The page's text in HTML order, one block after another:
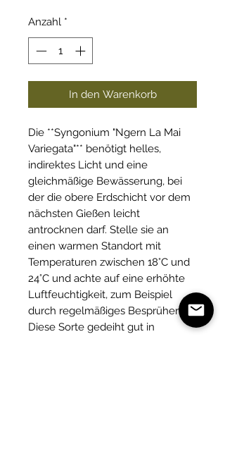
Anzahl *
In den Warenkorb
Die **Syngonium "Ngern La Mai
Variegata"** benötigt helles,
indirektes Licht und eine
gleichmäßige Bewässerung, bei
der die obere Erdschicht vor dem
nächsten Gießen leicht
antrocknen darf. Stelle sie an
einen warmen Standort mit
Temperaturen zwischen 18°C und
24°C und achte auf eine erhöhte
Luftfeuchtigkeit, zum Beispiel
durch regelmäßiges Besprühen.
Diese Sorte gedeiht gut in